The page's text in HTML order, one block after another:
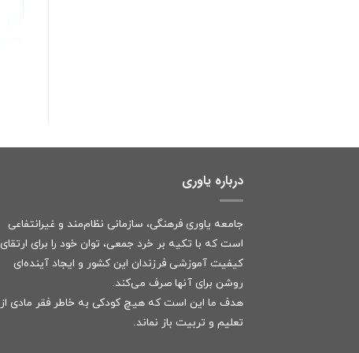
درباره یاوری
جامعه یاوری فرهنگی، سازمانی نظام‌مند و غیرانتفاعی
است که با تکیه بر خرد جمعی، توان خود را برای ارتقای
کیفیت آموزشی فرزندان این کشور و ایجاد آینده‌ای
روشن برای آنها صرف می‌کند.
هدف ما این است که هیچ کودکی به خاطر فقر مادی از
تعلیم و تربیت باز نماند.